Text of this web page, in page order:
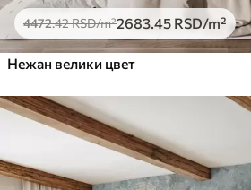
4472.42RSD/m²2683 .45 RSD/m²
Нежан велики цвет